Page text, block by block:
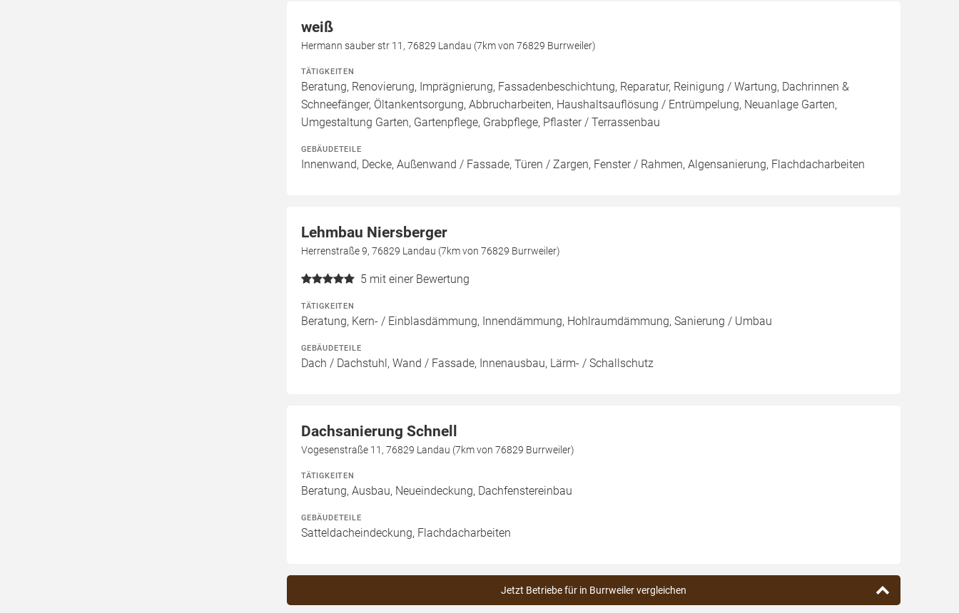
weiß
Hermann sauber str 11, 76829 Landau (7km von 76829 Burrweiler)
TÄTIGKEITEN
Beratung, Renovierung, Imprägnierung, Fassadenbeschichtung, Reparatur, Reinigung / Wartung, Dachrinnen &
Schneefänger, Öltankentsorgung, Abbrucharbeiten, Haushaltsauflösung / Entrümpelung, Neuanlage Garten,
Umgestaltung Garten, Gartenpflege, Grabpflege, Pflaster / Terrassenbau
GEBÄUDETEILE
Innenwand, Decke, Außenwand / Fassade, Türen / Zargen, Fenster / Rahmen, Algensanierung, Flachdacharbeiten
Lehmbau Niersberger
Herrenstraße 9, 76829 Landau (7km von 76829 Burrweiler)
5 mit einer Bewertung
TÄTIGKEITEN
Beratung, Kern- / Einblasdämmung, Innendämmung, Hohlraumdämmung, Sanierung / Umbau
GEBÄUDETEILE
Dach / Dachstuhl, Wand / Fassade, Innenausbau, Lärm- / Schallschutz
Dachsanierung Schnell
Vogesenstraße 11, 76829 Landau (7km von 76829 Burrweiler)
TÄTIGKEITEN
Beratung, Ausbau, Neueindeckung, Dachfenstereinbau
GEBÄUDETEILE
Satteldacheindeckung, Flachdacharbeiten
Jetzt Betriebe für in Burrweiler vergleichen